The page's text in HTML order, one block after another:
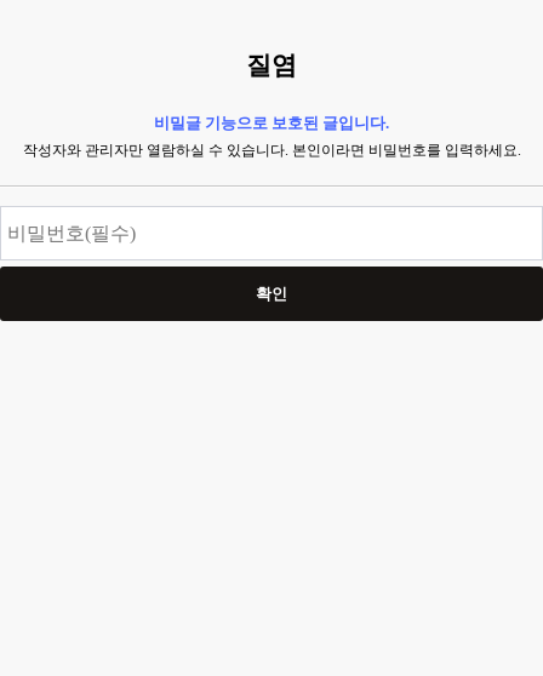
질염
비밀글 기능으로 보호된 글입니다.
작성자와 관리자만 열람하실 수 있습니다. 본인이라면 비밀번호를 입력하세요.